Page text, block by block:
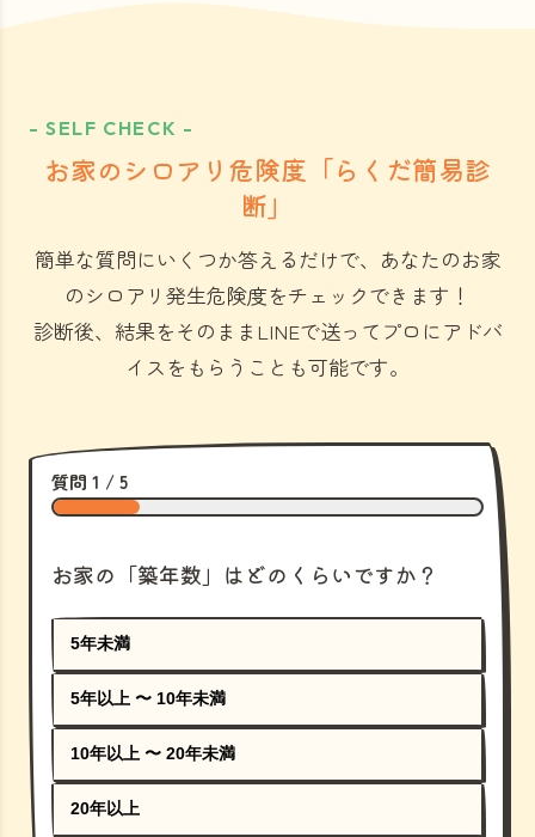
- SELF CHECK -
お家のシロアリ危険度「らくだ簡易診
断」
簡単な質問にいくつか答えるだけで、あなたのお家
のシロアリ発生危険度をチェックできます！
診断後、結果をそのままLINEで送ってプロにアドバ
イスをもらうことも可能です。
質問 1 / 5
お家の「築年数」はどのくらいですか？
5年未満
5年以上 〜 10年未満
10年以上 〜 20年未満
20年以上